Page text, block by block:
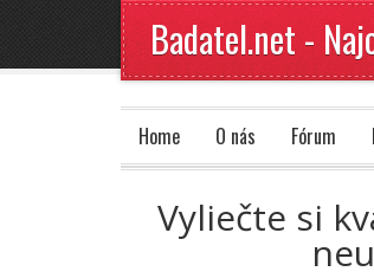
Badatel.net -
Home O nás Fórum
Vyliečte si